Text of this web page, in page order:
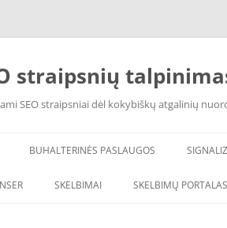
straipsnių
SEO straipsniai dėl kokybiškų atgalinių
BUHALTERINĖS PASLAUGOS
SKELBIMAI SKELBIMŲ PORTALAS